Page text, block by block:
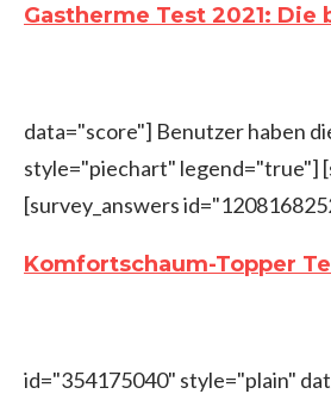
Gastherme Test 2021:
data="score"] Benutzer haben
style="piechart" legend="true"]
[survey_answers
Komfortschaum-Topper
id="354175040" style="plain"